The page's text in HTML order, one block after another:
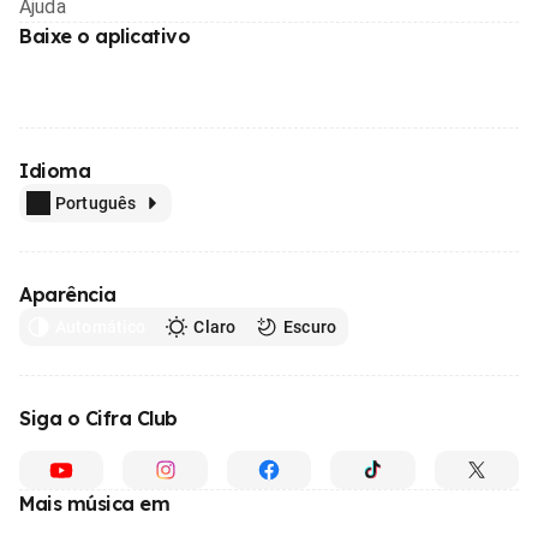
Ajuda
Baixe o aplicativo
Idioma
Português
Aparência
Claro Escuro
Siga o Cifra Club
Mais música em